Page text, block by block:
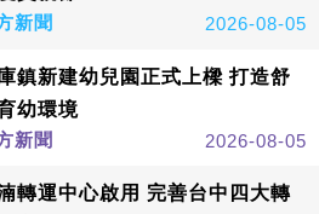
新聞
2026-08-05
鎮新建幼兒園正式上樑 打造舒
幼環境
新聞
2026-08-05
轉運中心啟用 完善台中四大轉